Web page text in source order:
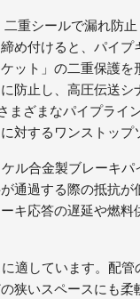
重シールで漏れ防
め付けると、パイ
ット」の二重保護
防止し、高圧伝送
まざまなパイプラ
対するワンストップ
ル合金製ブレーキ
通過する際の抵抗
キ応答の遅延や燃
適しています。配
狭いスペースにも